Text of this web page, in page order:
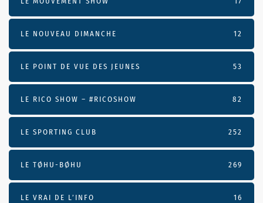
LE NOUVEAU DIMANCHE 12
LE POINT DE VUE DES JEUNES 53
LE RICO SHOW – #RICOSHOW 82
LE SPORTING CLUB 252
LE TØHU-BØHU 269
LE VRAI DE L’INFO 16